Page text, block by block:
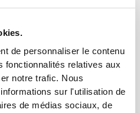
de personnaliser le contenu
fonctionnalités relatives aux
notre trafic. Nous
sur l'utilisation de
de médias sociaux, de